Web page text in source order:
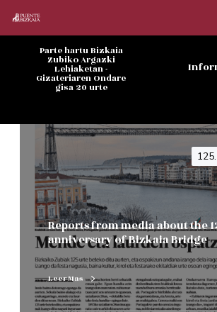
Parte hartu Bizkaia
Zubiko Argazki
Lehiaketan -
Gizateriaren Ondare
gisa 20 urte
Reports from media about the
anniversary of Bizkaia Bridge
Leer Mas